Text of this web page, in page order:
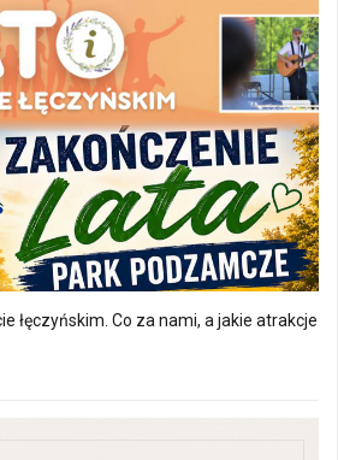
łęczyńskim. Co za nami, a jakie atrakcje